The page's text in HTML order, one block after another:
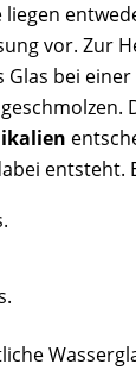
vor. Zur
Glas bei
entsteht.